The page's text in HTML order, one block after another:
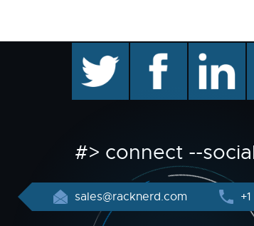
facebook linkedin
#> connect --
sales@racknerd.com